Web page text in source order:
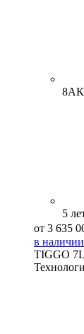
5
от 3 635
в наличии
TIGGO 7L